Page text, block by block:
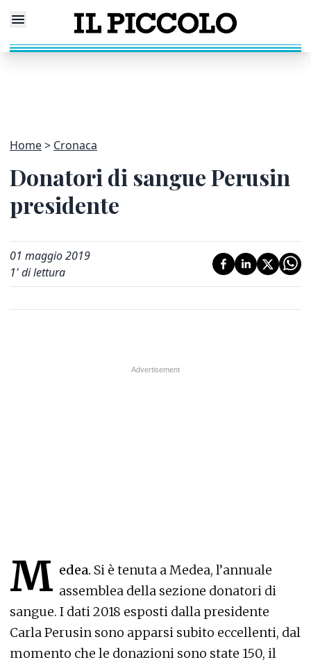
Home Cronaca
Donatori di sangue Perusin
presidente
01 maggio 2019
1' di lettura
M edea. Si è tenuta a Medea, l’annuale
assemblea della sezione donatori di
sangue. I dati 2018 esposti dalla presidente
Carla Perusin sono apparsi subito eccellenti, dal
momento che le donazioni sono state 150, il